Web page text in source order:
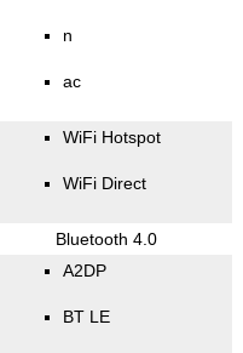
n
ac
WiFi Hotspot
WiFi Direct
Bluetooth 4.0
A2DP
BT LE